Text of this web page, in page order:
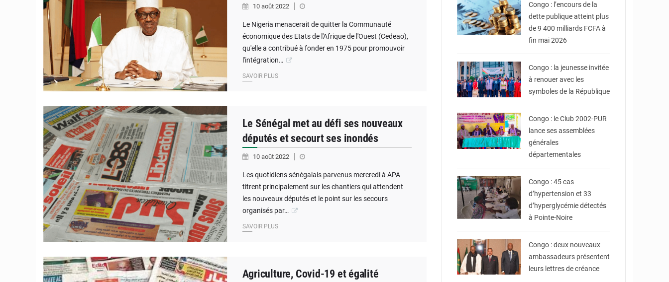
10 août 2022
Le Nigeria menacerait de quitter la Communauté
économique des Etats de l'Afrique de l'Ouest (Cedeao),
qu'elle a contribué à fonder en 1975 pour promouvoir
l'intégration…
SAVOIR PLUS
Le Sénégal met au défi ses nouveaux
députés et secourt ses inondés
10 août 2022
Les quotidiens sénégalais parvenus mercredi à APA
titrent principalement sur les chantiers qui attendent
les nouveaux députés et le point sur les secours
organisés par…
SAVOIR PLUS
Agriculture, Covid-19 et égalité
Congo : l’encours de la
dette publique atteint plus
de 9 400 milliards FCFA à
fin mai 2026
Congo : la jeunesse invitée
à renouer avec les
symboles de la République
Congo : le Club 2002-PUR
lance ses assemblées
générales
départementales
Congo : 45 cas
d’hypertension et 33
d’hyperglycémie détectés
à Pointe-Noire
Congo : deux nouveaux
ambassadeurs présentent
leurs lettres de créance